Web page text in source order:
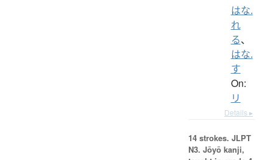
はな.
れ
る、
はな.
す
On:
リ
Details ▸
14 strokes. JLPT
N3. Jōyō kanji,